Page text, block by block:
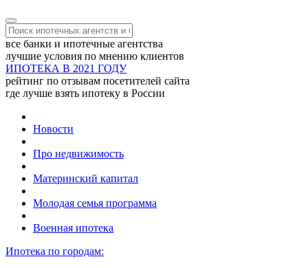
все банки и ипотечные агентства
лучшие условия по мнению клиентов
ИПОТЕКА В 2021 ГОДУ
рейтинг по отзывам посетителей сайта
где лучше взять ипотеку в России
Новости
Про недвижимость
Материнский капитал
Молодая семья программа
Военная ипотека
Ипотека по городам: